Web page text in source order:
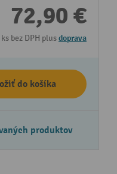
72,90 €
bez DPH plusdoprava
do košíka
produktov